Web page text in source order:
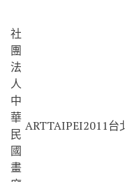
社
團
法
人
中
華
民
國
畫
ARTTAIPEI2011台